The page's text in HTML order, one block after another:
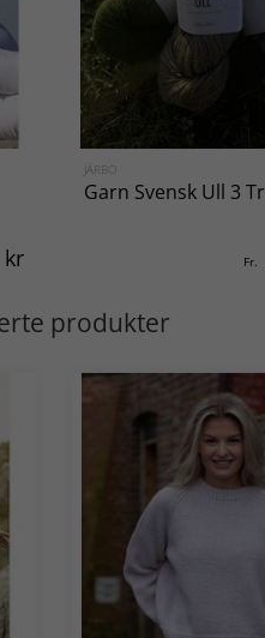
kr
JÄRBO
Garn Svensk Ull 3 Tr
Fr.
produkter